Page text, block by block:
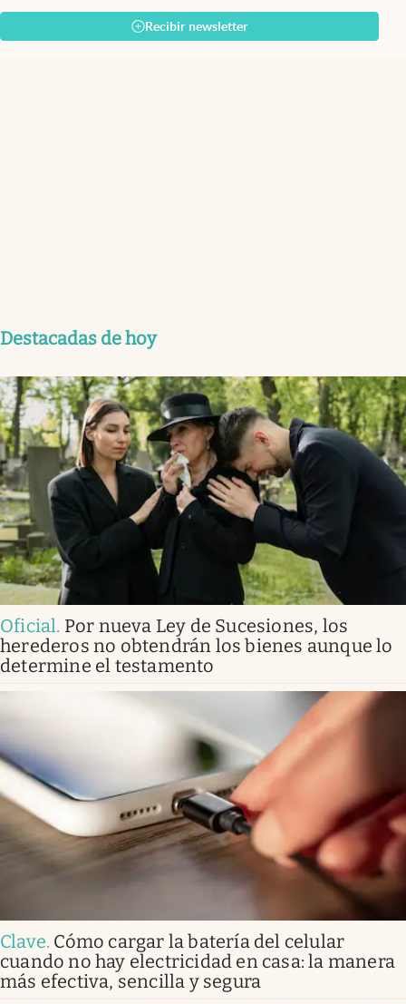
Recibir newsletter
Destacadas de hoy
Oficial. Por nueva Ley de Sucesiones, los
herederos no obtendrán los bienes aunque lo
determine el testamento
Clave. Cómo cargar la batería del celular
cuando no hay electricidad en casa: la manera
más efectiva, sencilla y segura